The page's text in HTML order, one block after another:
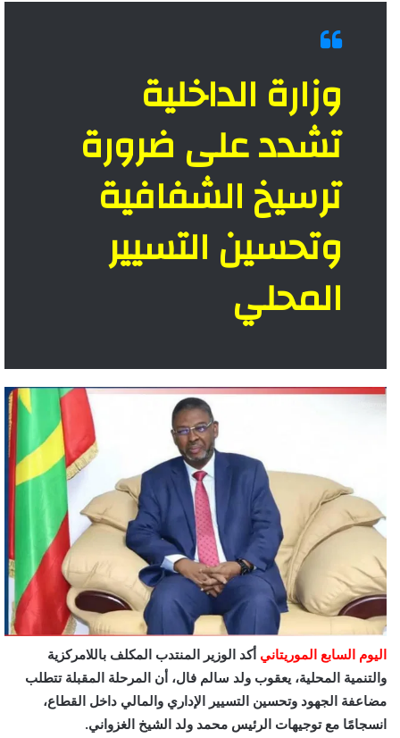
وزارة الداخلية
تشدد على ضرورة
ترسيخ الشفافية
وتحسين التسيير
المحلي
اليوم السابع الموريتاني أكد الوزير المنتدب المكلف باللامركزية
والتنمية المحلية، يعقوب ولد سالم فال، أن المرحلة المقبلة تتطلب
مضاعفة الجهود وتحسين التسيير الإداري والمالي داخل القطاع،
انسجامًا مع توجيهات الرئيس محمد ولد الشيخ الغزواني.